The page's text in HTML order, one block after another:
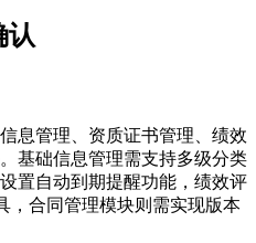
认
息管理、资质证书管理、绩效
基础信息管理需支持多级分类
置自动到期提醒功能，绩效评
，合同管理模块则需实现版本